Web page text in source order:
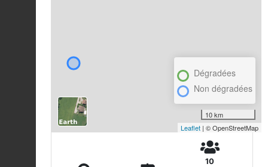
Dégradées
Non dégradées
10 km
Leaflet | © OpenStreetMap
10